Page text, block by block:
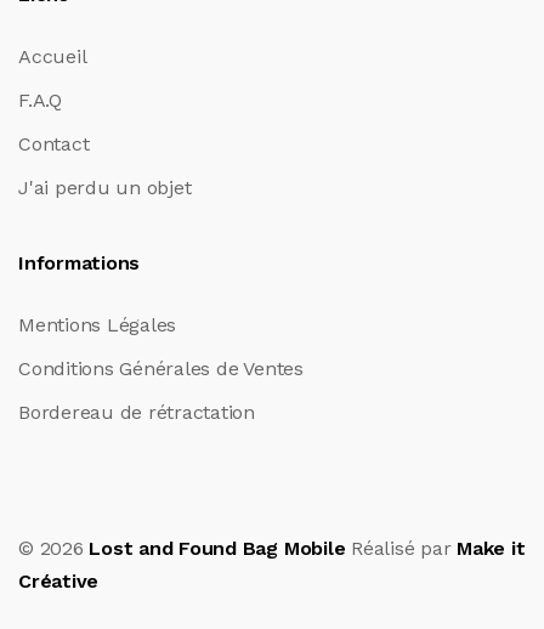
Accueil
F.A.Q
Contact
J'ai perdu un objet
Informations
Mentions Légales
Conditions Générales de Ventes
Bordereau de rétractation
© 2026 Lost and Found Bag Mobile Réalisé par Make it
Créative